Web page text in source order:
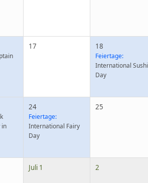
17 18
Feiertage:
International Sushi
Day
in
24
Feiertage:
International Fairy
Day
25
Juli 1 2